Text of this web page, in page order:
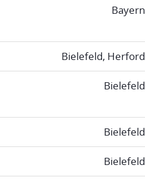
Bayern
Bielefeld, Herford
Bielefeld
Bielefeld
Bielefeld